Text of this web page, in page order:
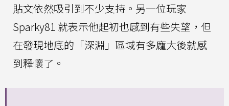
貼文依然吸引到不少支持。另一位玩家
Sparky81 就表示他起初也感到有些失望，但
在發現地底的「深淵」區域有多龐大後就感
到釋懷了。